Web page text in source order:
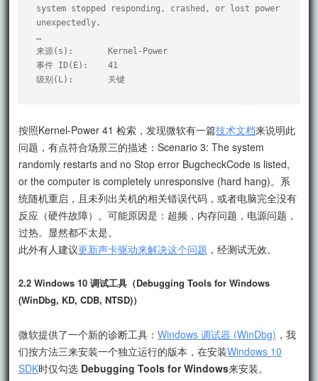
system stopped responding, crashed, or lost power
unexpectedly.
…
来源(s):       Kernel-Power
事件 ID(E):    41
按照Kernel-Power 41 检索，发现微软有一篇技术文档来说明此
问题，有点符合场景三的描述：Scenario 3: The system
randomly restarts and no Stop error BugcheckCode is listed,
or the computer is completely unresponsive (hard hang)。系
统随机重启，且未列出关机的相关错误代码，或者电脑完全没有
反应（硬件故障）。可能原因是：超频，内存问题，电源问题，
过热。显然都不太是。
此外有人建议更新声卡驱动来解决这个问题 ，经测试无效。
2.2 Windows 10 调试工具（Debugging Tools for Windows
(WinDbg, KD, CDB, NTSD)）
微软提供了一个新的诊断工具：Windows 调试器 (WinDbg) ，我
们按方法三来安装一个独立运行的版本，在安装Windows 10
SDK时仅勾选 Debugging Tools for Windows来安装。